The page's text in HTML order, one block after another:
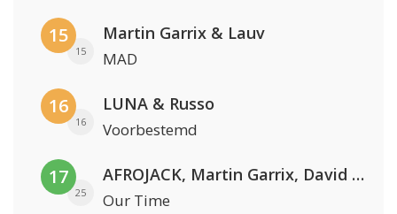
15
15
Martin Garrix & Lauv
MAD
16
16
LUNA & Russo
Voorbestemd
17
25
AFROJACK, Martin Garrix, David Guetta & Amél
Our Time